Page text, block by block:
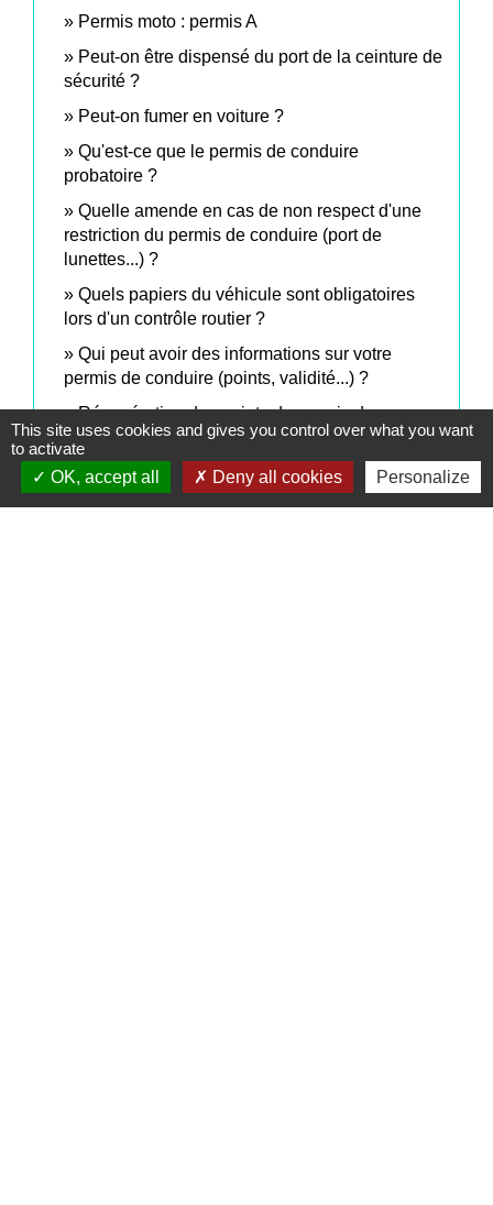
Permis moto : permis A
Peut-on être dispensé du port de la ceinture de
sécurité ?
Peut-on fumer en voiture ?
Qu'est-ce que le permis de conduire
probatoire ?
Quelle amende en cas de non respect d'une
restriction du permis de conduire (port de
lunettes...) ?
Quels papiers du véhicule sont obligatoires
lors d'un contrôle routier ?
Qui peut avoir des informations sur votre
permis de conduire (points, validité...) ?
Récupération des points du permis de
conduire
Rétention du permis de conduire
Retrait de permis : quelles sont les règles ?
This site uses cookies and gives you control over what you want
to activate
OK, accept all
Deny all cookies Personalize